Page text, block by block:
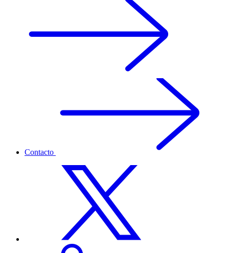
Contacto